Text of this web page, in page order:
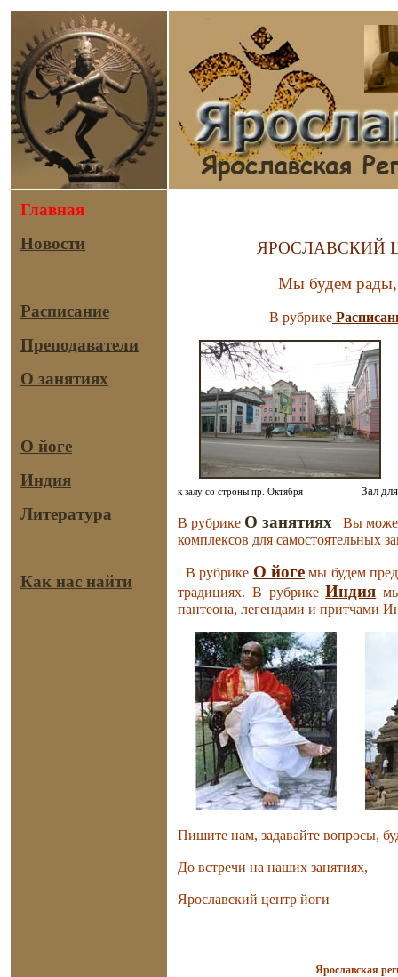
Главная
Новости
Расписание
Преподаватели
О занятиях
О йоге
Индия
Литература
Как нас найти
ЯРОСЛАВСКИЙ
Мы будем рады,
В рубрике
к залу со строны пр. Октября Зал
В рубрике О занятиях
Вы
комплексов для самостоятельных
В рубрике О йогемы будем
традициях. В рубрике Индия
пантеона, легендами и притчами
Пишите нам, задавайте вопросы,
До встречи на наших занятиях,
Ярославский центр йоги
Ярославская